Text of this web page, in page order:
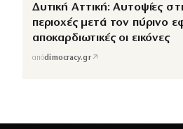
Δυτική Αττική: Αυτοψίες
περιοχές μετά τον πύρινο
αποκαρδιωτικές οι εικόνες
απόdimocracy.gr↗